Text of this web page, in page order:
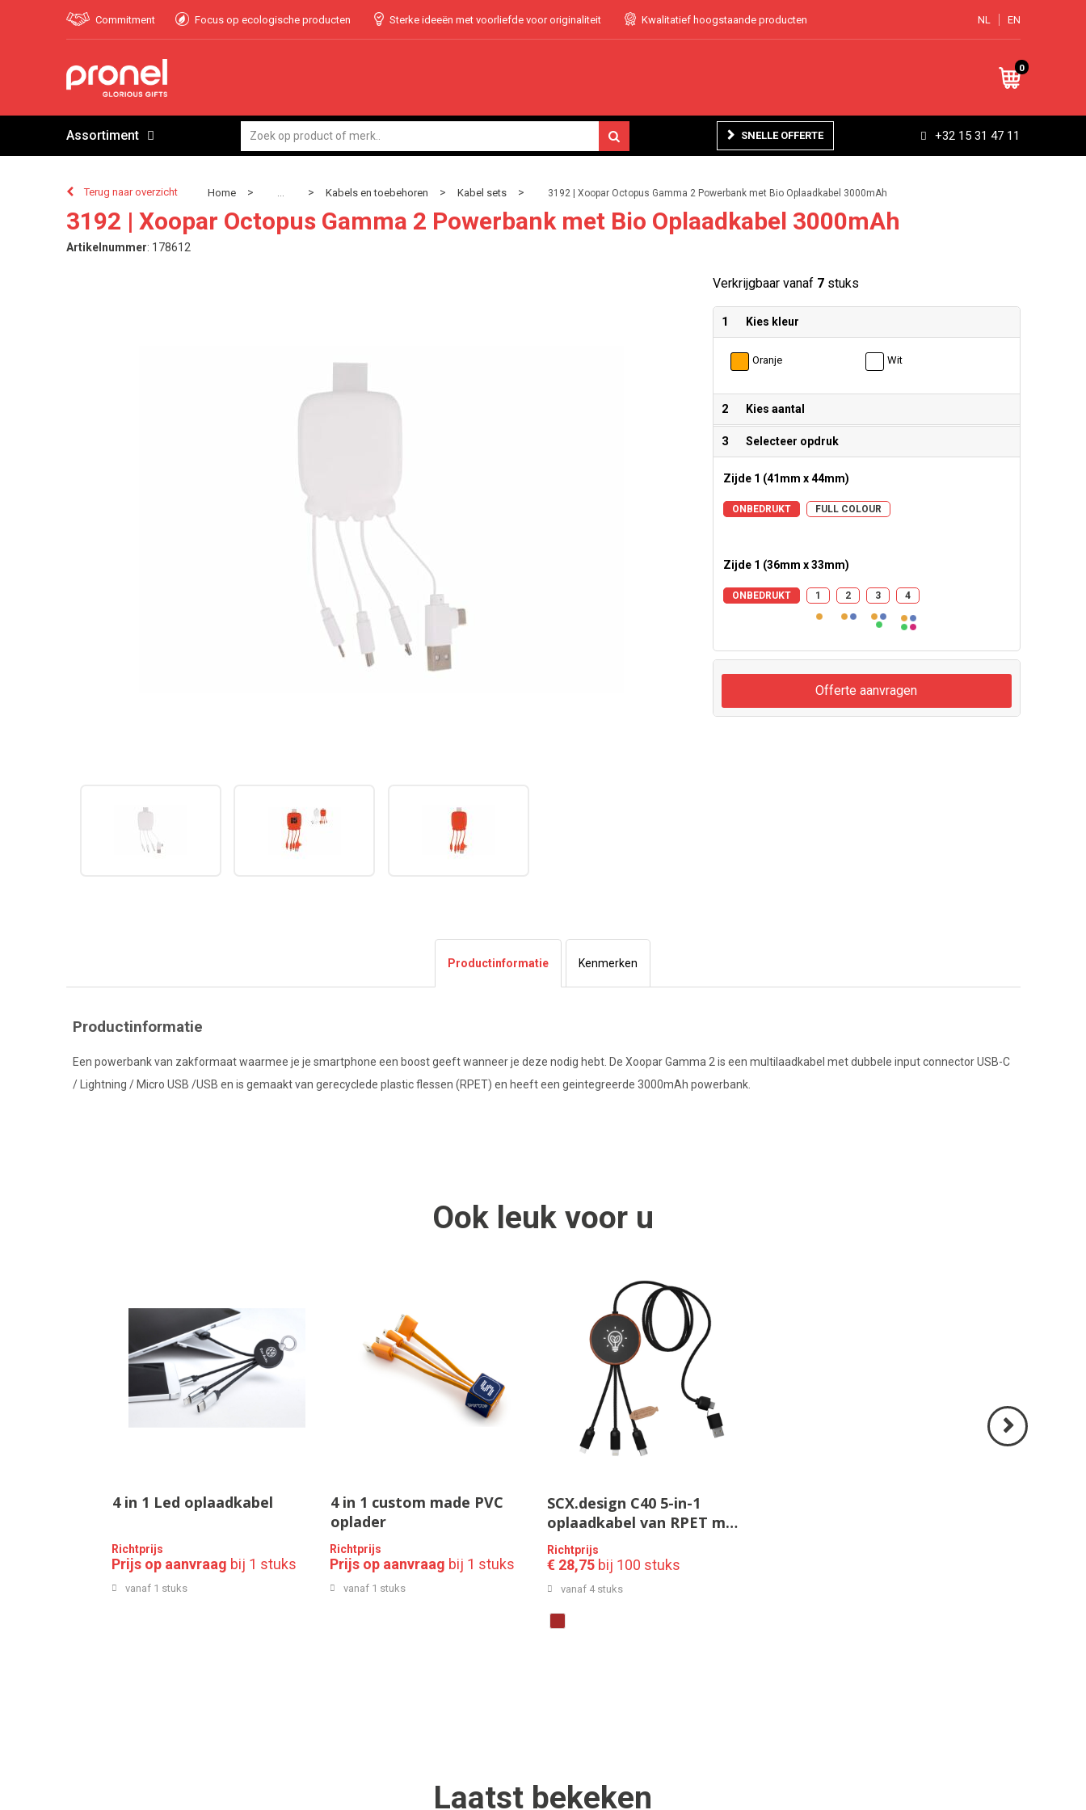
Commitment Focus op ecologische producten Sterke ideeën met voorliefde voor originaliteit Kwalitatief hoogstaande producten NL EN
0
Assortiment SNELLE OFFERTE +32 15 31 47 11
Terug naar overzicht Home > ... > Kabels en toebehoren > Kabel sets > 3192 | Xoopar Octopus Gamma 2 Powerbank met Bio Oplaadkabel 3000mAh
3192 | Xoopar Octopus Gamma 2 Powerbank met Bio Oplaadkabel 3000mAh
Artikelnummer: 178612
Verkrijgbaar vanaf 7stuks
1 Kies kleur
Oranje Wit
2 Kies aantal
3 Selecteer opdruk
Zijde 1 (41mm x 44mm)
ONBEDRUKT FULL COLOUR
Zijde 1 (36mm x 33mm)
ONBEDRUKT 1 2 3 4
Offerte aanvragen
Productinformatie Kenmerken
Productinformatie
Een powerbank van zakformaat waarmee je je smartphone een boost geeft wanneer je deze nodig hebt. De Xoopar Gamma 2 is een multilaadkabel met dubbele input connector USB-C
/ Lightning / Micro USB /USB en is gemaakt van gerecyclede plastic flessen (RPET) en heeft een geintegreerde 3000mAh powerbank.
Ook leuk voor u
4 in 1 Led oplaadkabel
Richtprijs
Prijs op aanvraag bij 1 stuks
vanaf 1 stuks
4 in 1 custom made PVC
oplader
Richtprijs
Prijs op aanvraag bij 1 stuks
vanaf 1 stuks
SCX.design C40 5-in-1
oplaadkabel van RPET met
oplichtend logo en 10 W
oplaadstation
Richtprijs
€ 28,75bij 100 stuks
vanaf 4 stuks
Volgende
Laatst bekeken